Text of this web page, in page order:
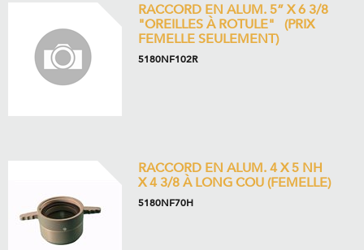
RACCORD EN ALUM. 5” X 6 3/8
"OREILLES À ROTULE" (PRIX
FEMELLE SEULEMENT)
5180NF102R
RACCORD EN ALUM. 4 X 5 NH
X 4 3/8 À LONG COU (FEMELLE)
5180NF70H